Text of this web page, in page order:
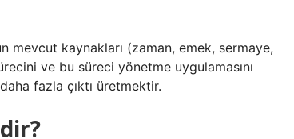
kaynakları (zaman, emek, sermaye,
ve bu süreci yönetme uygulamasını
fazla çıktı üretmektir.